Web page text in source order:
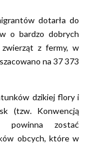
dotarła do
o bardzo dobrych
zwierząt z fermy, w
na 37 373
dzikiej flory i
(tzw. Konwencją
powinna zostać
obcych, które w